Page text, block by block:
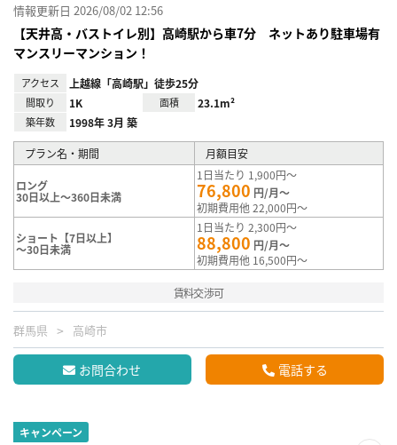
情報更新日 2026/08/02 12:56
【天井高・バストイレ別】高崎駅から車7分 ネットあり駐車場有
マンスリーマンション！
アクセス 上越線「高崎駅」徒歩25分
間取り 1K 面積 23.1m²
築年数 1998年 3月 築
プラン名・期間 月額目安
ロング
30日以上～360日未満
1日当たり 1,900円～
76,800 円/月～
初期費用他 22,000円～
ショート【7日以上】
～30日未満
1日当たり 2,300円～
88,800 円/月～
初期費用他 16,500円～
賃料交渉可
群馬県 高崎市
お問合わせ 電話する
キャンペーン